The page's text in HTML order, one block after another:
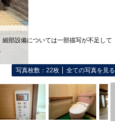
部設備については一部描写が不足して
写真枚数：22枚 全ての写真を見る